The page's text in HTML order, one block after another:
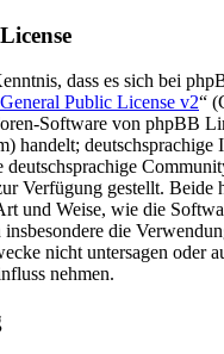
dass es sich bei
Public License v2“
Software von phpBB
handelt; deutschsprachige
deutschsprachige
Verfügung gestellt. Beide
und Weise, wie die
die
nicht untersagen oder
nehmen.